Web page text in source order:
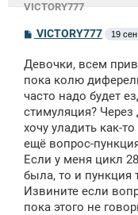
VICTORY777
С
б
щ
е
н
и
VICTORY777 19
Девочки, всем
пока колю
часто надо будет
стимуляция? Через
хочу уладить как-
ещё вопрос-
Если у меня цикл
была, то и пункция
Извините если
пока этого не